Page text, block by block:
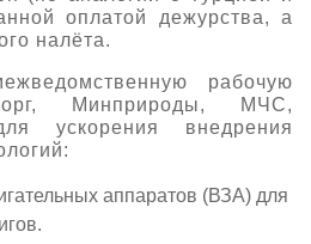
оплатой дежурства, а
налёта.
рабочую
Минприроды, МЧС,
ускорения внедрения
аппаратов (ВЗА) для